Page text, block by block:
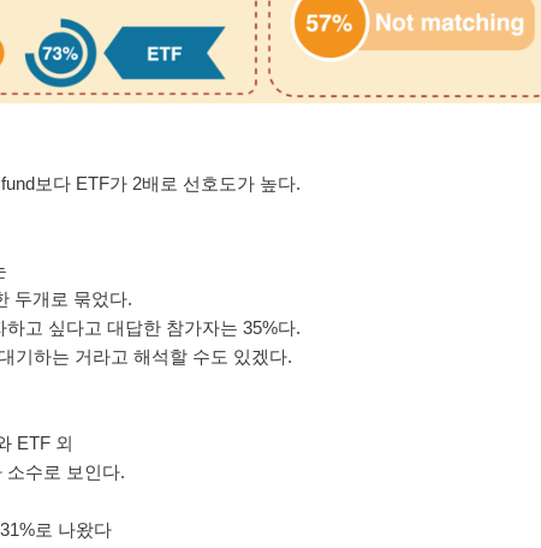
보다 ETF가 2배로 선호도가 높다.
두개로 묶었다.
고 싶다고 대답한 참가자는 35%다.
기하는 거라고 해석할 수도 있겠다.
ETF 외
소수로 보인다.
로 나왔다